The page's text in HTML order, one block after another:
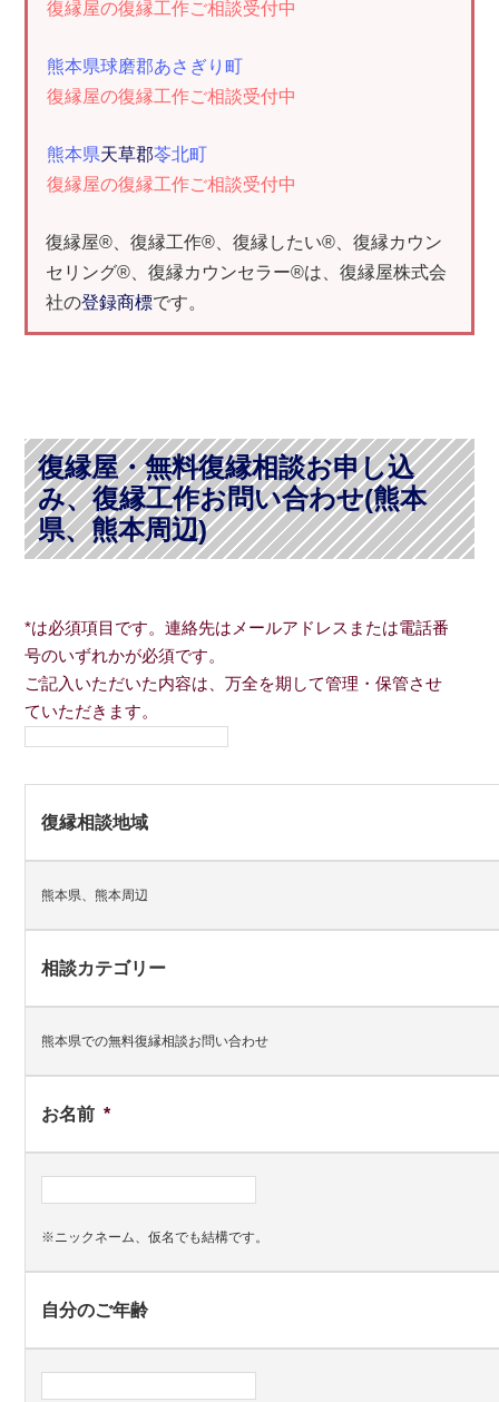
復縁屋の復縁工作ご相談受付中
熊本県球磨郡あさぎり町
復縁屋の復縁工作ご相談受付中
熊本県天草郡苓北町
復縁屋の復縁工作ご相談受付中
復縁屋®、復縁工作®、復縁したい®、復縁カウン
セリング®、復縁カウンセラー®は、復縁屋株式会
社の登録商標です。
復縁屋・無料復縁相談お申し込
み、復縁工作お問い合わせ(熊本
県、熊本周辺)
*は必須項目です。連絡先はメールアドレスまたは電話番
号のいずれかが必須です。
ご記入いただいた内容は、万全を期して管理・保管させ
ていただきます。
復縁相談地域
熊本県、熊本周辺
相談カテゴリー
熊本県での無料復縁相談お問い合わせ
お名前 *
※ニックネーム、仮名でも結構です。
自分のご年齢